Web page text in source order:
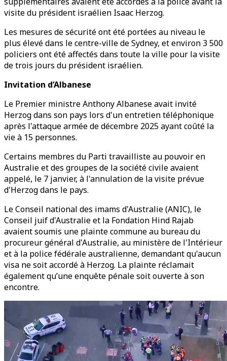
visite du président israélien Isaac Herzog.
Les mesures de sécurité ont été portées au niveau le
plus élevé dans le centre-ville de Sydney, et environ 3 500
policiers ont été affectés dans toute la ville pour la visite
de trois jours du président israélien.
Invitation d’Albanese
Le Premier ministre Anthony Albanese avait invité
Herzog dans son pays lors d'un entretien téléphonique
après l'attaque armée de décembre 2025 ayant coûté la
vie à 15 personnes.
Certains membres du Parti travailliste au pouvoir en
Australie et des groupes de la société civile avaient
appelé, le 7 janvier, à l'annulation de la visite prévue
d'Herzog dans le pays.
Le Conseil national des imams d'Australie (ANIC), le
Conseil juif d'Australie et la Fondation Hind Rajab
avaient soumis une plainte commune au bureau du
procureur général d'Australie, au ministère de l'Intérieur
et à la police fédérale australienne, demandant qu'aucun
visa ne soit accordé à Herzog. La plainte réclamait
également qu’une enquête pénale soit ouverte à son
encontre.